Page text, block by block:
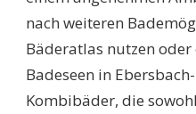
nach weiteren
Bäderatlas nutzen
Badeseen in
Kombibäder, die